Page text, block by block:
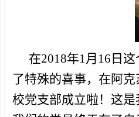
在2018年1月 16 日
了特殊的喜事，在阿
校党支部成立啦！这